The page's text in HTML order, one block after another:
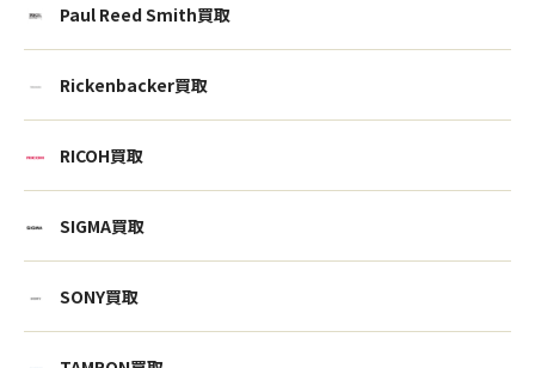
ウェブから1分
かんたん査定見積
フリーダイヤル
Paul Reed Smith買取
Rickenbacker買取
RICOH買取
SIGMA買取
SONY買取